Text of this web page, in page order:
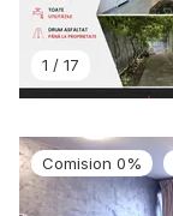
1 / 17
Comision 0%